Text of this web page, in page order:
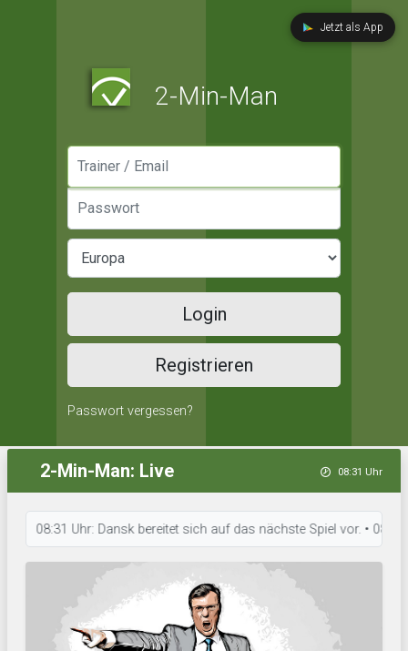
Jetzt als App
2-Min-Man
Login
Registrieren
Passwort vergessen?
2-Min-Man: Live 08:31 Uhr
08:31 Uhr: Dansk bereitet sich auf das nächste Spiel vor. • 08:31